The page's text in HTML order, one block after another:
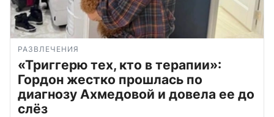
РАЗВЛЕЧЕНИЯ
«Триггерю тех, кто в терапии»:
Гордон жестко прошлась по
диагнозу Ахмедовой и довела ее до
слёз